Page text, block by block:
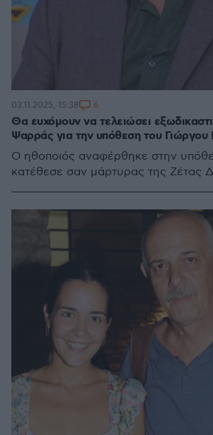
Θα ευχόμουν να τελειώσει
Ψαρράς για την υπόθεση του Γιώργου
Ο ηθοποιός αναφέρθηκε στην
κατέθεσε σαν μάρτυρας της Ζέτας
03.11.2025, 15:38 6